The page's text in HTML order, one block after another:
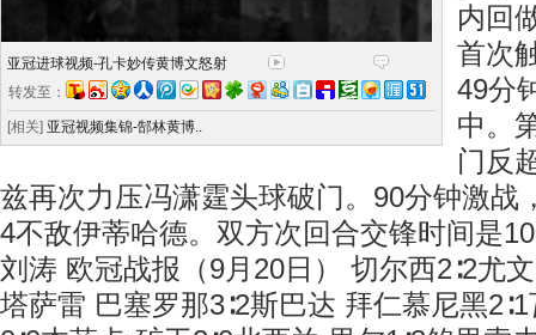
亚冠进球视频-孔卡妙传黄博文怒射
转发至：
[相关] 亚冠视频集锦-郜林黄博..
内回
首次
49分
中。
门反
兹再次力压冯潇霆头球破门。90分钟激战
4不敌伊蒂哈德。双方次回合交锋时间是
刘涛 欧冠战报（9月20日） 切尔西2∶2尤
塔萨雷 巴塞罗那3∶2斯巴达 拜仁慕尼黑